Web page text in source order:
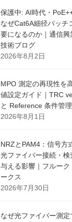
保護中: AI時代・
なぜCat6A細径パッチ
要になるのか｜通信興
技術ブログ
2026年8月2日
MPO 測定の再現性を
値設定ガイド｜TRC
と Reference 条件管理
2026年8月1日
NRZとPAM4：信号方
光ファイバー接続・検
与える影響｜フルーク
ークス
2026年7月30日
なぜ光ファイバー測定